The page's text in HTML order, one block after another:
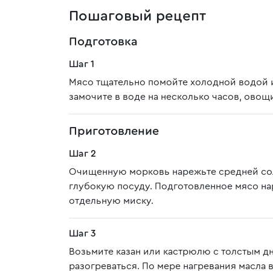
Пошаговый рецепт
Подготовка
Шаг 1
Мясо тщательно помойте холодной
замочите в воде на несколько часов,
Приготовление
Шаг 2
Очищенную морковь нарежьте средней
глубокую посуду. Подготовленное мясо
отдельную миску.
Шаг 3
Возьмите казан или кастрюлю с толстым
разогреваться. По мере нагревания